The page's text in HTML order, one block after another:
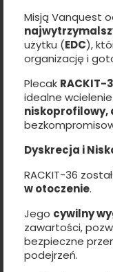
Misją Vanquest
użytku (EDC),
organizację i
Plecak RACKIT-
idealne
niskoprofilowy,
Dyskrecja i
RACKIT-36
w otoczenie.
Jego cywilny
zawartości,
bezpieczne
podejrzeń.